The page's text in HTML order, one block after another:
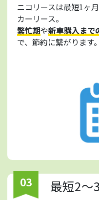
ニコリースは最短1ヶ
カーリース。
繁忙期や新車購入まで
で、節約に繋がります。
03 最短2～